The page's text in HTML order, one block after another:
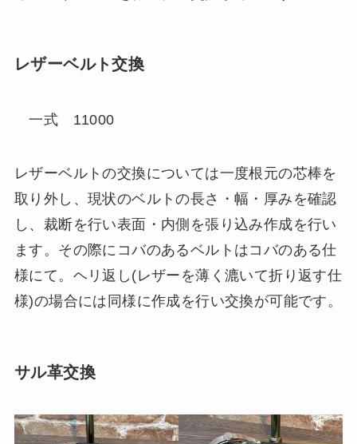
レザーベルト交換
一式 11000
レザーベルトの交換については一度根元の芯棒を
取り外し、現状のベルトの長さ・幅・厚みを確認
し、裁断を行い表面・内側を張り込み作成を行い
ます。その際にコバのあるベルトはコバのある仕
様にて。ヘリ返し(レザーを薄く漉いて折り返す仕
様)の場合には同様に作成を行い交換が可能です。
サル革交換